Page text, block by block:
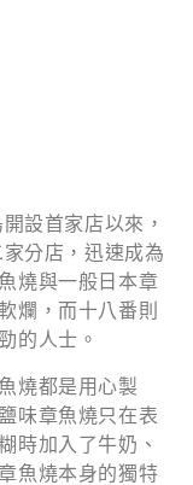
設首家店以來，
分店，迅速成為
燒與一般日本章
爛，而十八番則
的人士。
燒都是用心製
味章魚燒只在表
時加入了牛奶、
魚燒本身的獨特